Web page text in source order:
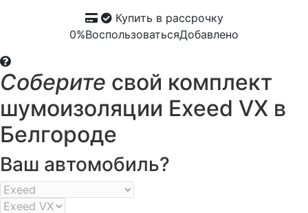
Купить в рассрочку
0%ВоспользоватьсяДобавлено
Соберите свой комплект
шумоизоляции Exeed VX в
Белгороде
Ваш автомобиль?